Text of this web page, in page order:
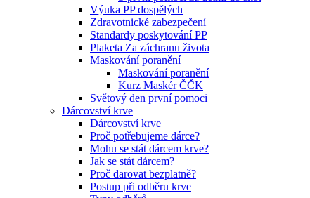
Výuka PP dospělých
Zdravotnické zabezpečení
Standardy poskytování PP
Plaketa Za záchranu života
Maskování poranění
Maskování poranění
Kurz Maskér ČČK
Světový den první pomoci
Dárcovství krve
Dárcovství krve
Proč potřebujeme dárce?
Mohu se stát dárcem krve?
Jak se stát dárcem?
Proč darovat bezplatně?
Postup při odběru krve